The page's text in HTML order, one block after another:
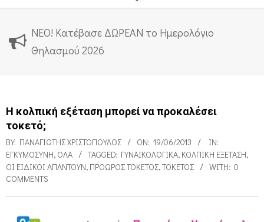
ΝΕΟ! Κατέβασε ΔΩΡΕΑΝ το Ημερολόγιο
Θηλασμού 2026
Η κολπική εξέταση μπορεί να προκαλέσει
τοκετό;
BY: ΠΑΝΑΓΙΏΤΗΣ ΧΡΙΣΤΌΠΟΥΛΟΣ ON: 19/06/2013
IN:
ΕΓΚΥΜΟΣΎΝΗ, ΌΛΑ TAGGED: ΓΥΝΑΙΚΟΛΟΓΙΚΆ, ΚΟΛΠΙΚΉ ΕΞΈΤΑΣΗ,
ΟΙ ΕΙΔΙΚΟΊ ΑΠΑΝΤΟΎΝ, ΠΡΌΩΡΟΣ ΤΟΚΕΤΌΣ,ΤΟΚΕΤΌΣ WITH: 0
COMMENTS